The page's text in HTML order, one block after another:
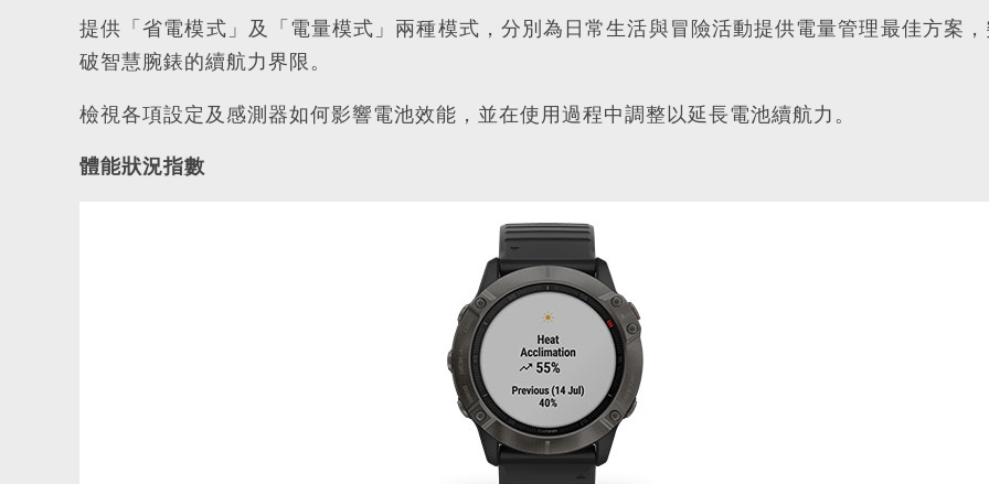
提供「省電模式」及「電量模式」兩種模式，分別為日常生活與冒險活動提供電量管理最佳方案
破智慧腕錶的續航力界限。
檢視各項設定及感測器如何影響電池效能，並在使用過程中調整以延長電池續航力。
體能狀況指數